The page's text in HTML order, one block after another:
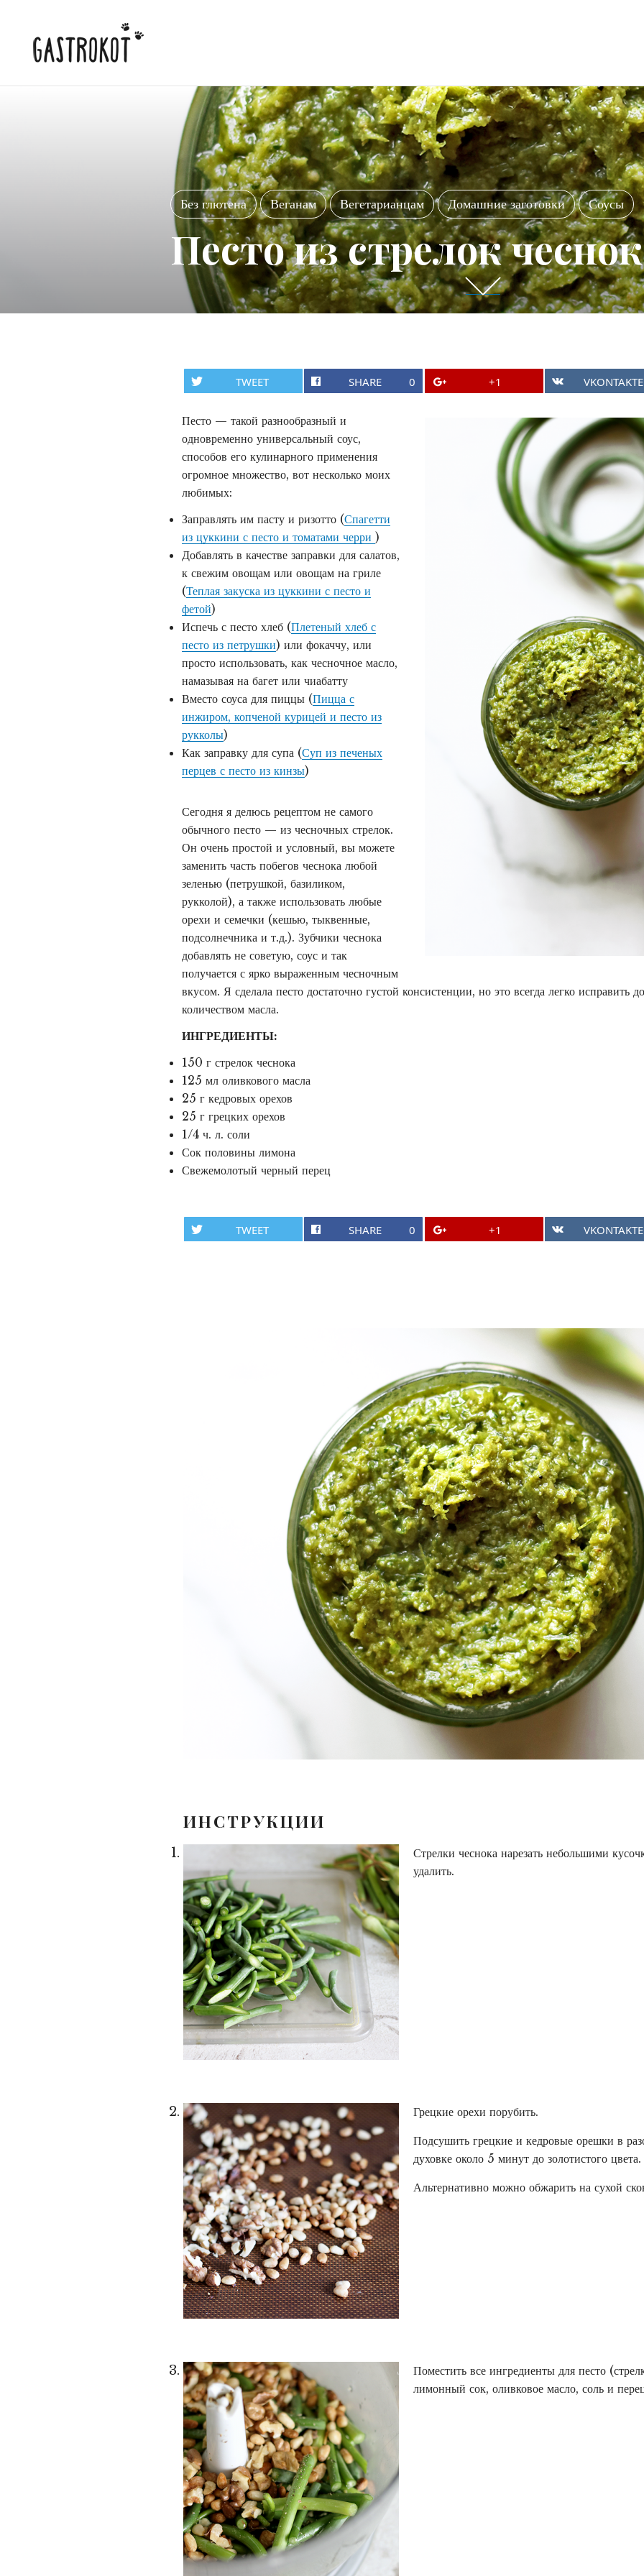
Без глютена Веганам Вегетарианцам Домашние заготовки Соусы
Песто из стрелок
П
р
н
TWEET SHARE 0 +1 VKONTAKTE
Песто — такой разнообразный и
одновременно универсальный соус,
способов его кулинарного применения
огромное множество, вот несколько моих
любимых:
Заправлять им пасту и ризотто (Спагетти
из цуккини с песто и томатами черри)
Добавлять в качестве заправки для салатов,
к свежим овощам или овощам на гриле
(Теплая закуска из цуккини с песто и
фетой)
Испечь с песто хлеб (Плетеный хлеб с
песто из петрушки) или фокаччу, или
просто использовать, как чесночное масло,
намазывая на багет или чиабатту
Вместо соуса для пиццы (Пицца с
инжиром, копченой курицей и песто из
рукколы)
Как заправку для супа (Суп из печеных
перцев с песто из кинзы)
Сегодня я делюсь рецептом не самого
обычного песто — из чесночных стрелок.
Он очень простой и условный, вы можете
заменить часть побегов чеснока любой
зеленью (петрушкой, базиликом,
рукколой), а также использовать любые
орехи и семечки (кешью, тыквенные,
подсолнечника и т.д.). Зубчики чеснока
добавлять не советую, соус и так
получается с ярко выраженным чесночным
вкусом. Я сделала песто достаточно густой консистенции, но это всегда легко исправить
количеством масла.
ИНГРЕДИЕНТЫ:
150 г стрелок чеснока
125 мл оливкового масла
25 г кедровых орехов
25 г грецких орехов
1/4 ч. л. соли
Сок половины лимона
Свежемолотый черный перец
TWEET SHARE 0 +1 VKONTAKTE
ИНСТРУКЦИИ
Стрелки чеснока нарезать небольшими
удалить.
Грецкие орехи порубить.
Подсушить грецкие и кедровые орешки в
духовке около 5 минут до золотистого цвета.
Альтернативно можно обжарить на сухой
Поместить все ингредиенты для песто
лимонный сок, оливковое масло, соль и